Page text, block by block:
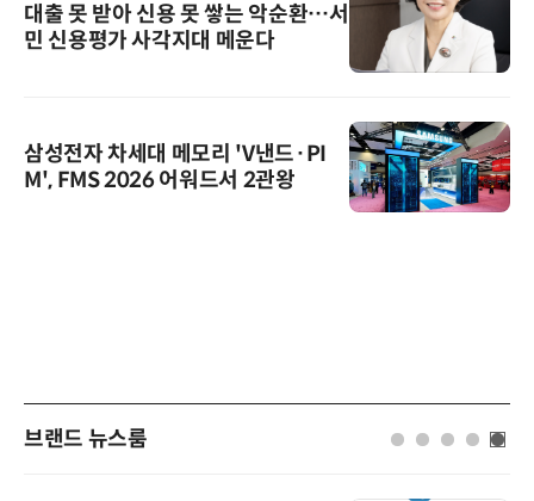
대출 못 받아 신용 못 쌓는 악순환…서
민 신용평가 사각지대 메운다
삼성전자 차세대 메모리 'V낸드·PI
M', FMS 2026 어워드서 2관왕
브랜드 뉴스룸